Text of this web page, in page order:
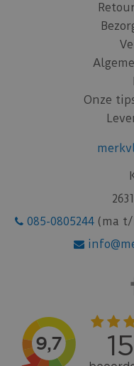
Onze
085-0805244 (ma